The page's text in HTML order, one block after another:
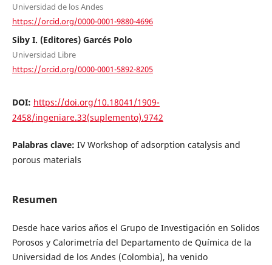
Universidad de los Andes
https://orcid.org/0000-0001-9880-4696
Siby I. (Editores) Garcés Polo
Universidad Libre
https://orcid.org/0000-0001-5892-8205
DOI: https://doi.org/10.18041/1909-
2458/ingeniare.33(suplemento).9742
Palabras clave: IV Workshop of adsorption catalysis and
porous materials
Resumen
Desde hace varios años el Grupo de Investigación en Solidos
Porosos y Calorimetría del Departamento de Química de la
Universidad de los Andes (Colombia), ha venido